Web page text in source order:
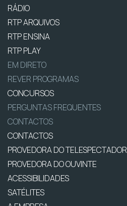
RÁDIO
RTP ARQUIVOS
RTP ENSINA
RTP PLAY
EM DIRETO
REVER PROGRAMAS
CONCURSOS
PERGUNTAS FREQUENTES
CONTACTOS
CONTACTOS
PROVEDORA DO TELESPECTADOR
PROVEDORA DO OUVINTE
ACESSIBILIDADES
SATÉLITES